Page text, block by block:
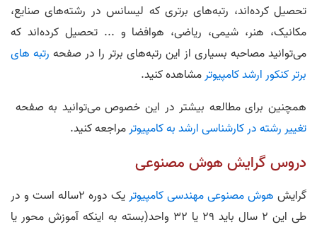
تحصیل کرده‌اند، رتبه‌های برتری که لیسانس در رشته‌های صنایع،
مکانیک، هنر، شیمی، ریاضی، هوافضا و ... تحصیل کرده‌اند که
می‌توانید مصاحبه بسیاری از این رتبه‌های برتر را در صفحه رتبه های
برتر کنکور ارشد کامپیوترمشاهده کنید.
همچنین برای مطالعه بیشتر در این خصوص می‌توانید به صفحه
تغییر رشته در کارشناسی ارشد به کامپیوترمراجعه کنید.
دروس گرایش هوش مصنوعی
گرایش هوش مصنوعیمهندسی کامپیوتر
یک دوره ۲ساله است و در
طی این 2 سال باید 29 یا 32 واحد(بسته به اینکه آموزش محور یا